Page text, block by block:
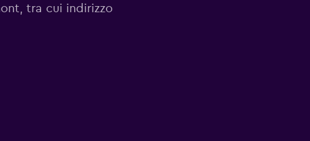
tra cui indirizzo